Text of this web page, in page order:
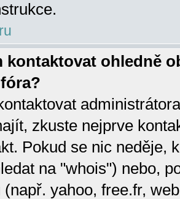
kontaktovat ohledně
zkuste nejprve
Pokud se nic neděje,
na "whois") nebo,
yahoo, free.fr,